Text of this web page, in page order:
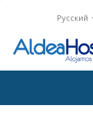
Русский